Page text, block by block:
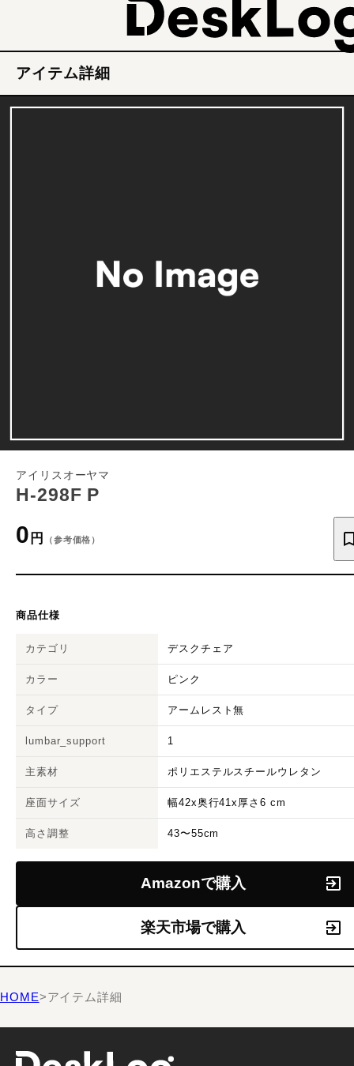
アイテム詳細
アイリスオーヤマ
H-298F P
0 円 （参考価格）
商品仕様
カテゴリ デスクチェア
カラー ピンク
タイプ アームレスト無
lumbar_support 1
主素材 ポリエステルスチールウレタン
座面サイズ 幅42x奥行41x厚さ6 cm
高さ調整 43〜55cm
Amazonで購入
楽天市場で購入
HOME>アイテム詳細